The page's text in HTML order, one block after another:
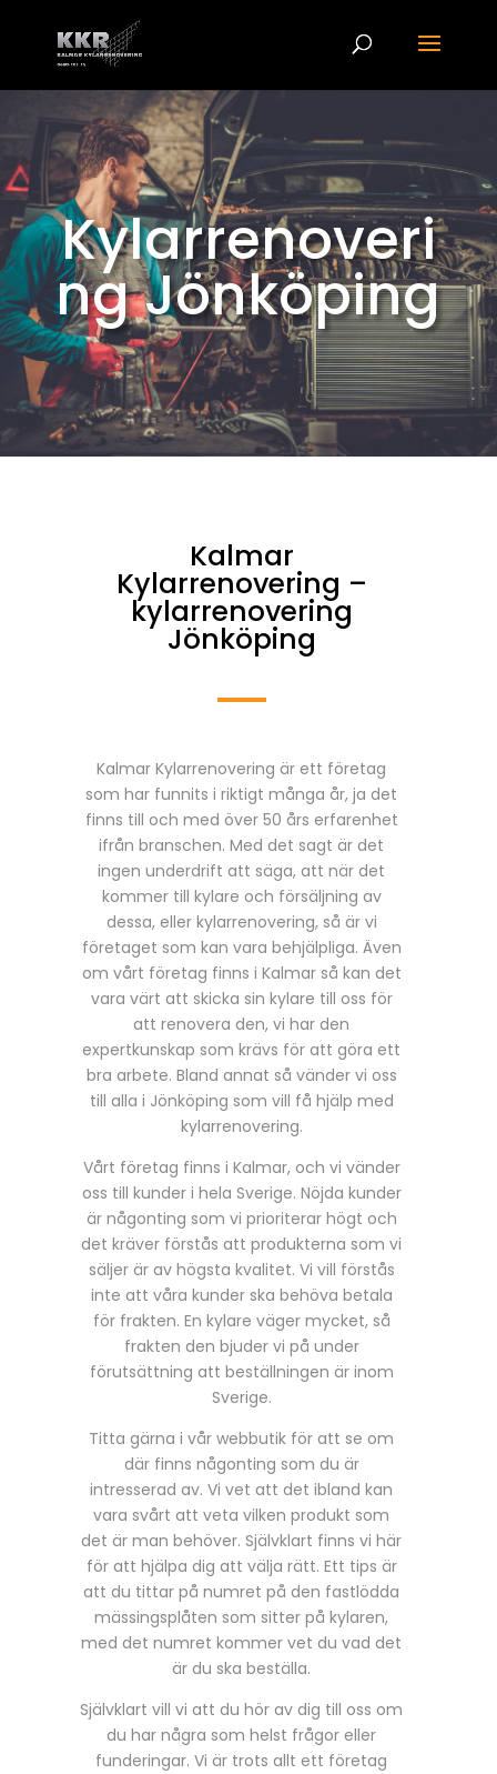
Kylarrenoveri
ng Jönköping
Kalmar
Kylarrenovering –
kylarrenovering
Jönköping
Kalmar Kylarrenovering är ett företag
som har funnits i riktigt många år, ja det
finns till och med över 50 års erfarenhet
ifrån branschen. Med det sagt är det
ingen underdrift att säga, att när det
kommer till kylare och försäljning av
dessa, eller kylarrenovering, så är vi
företaget som kan vara behjälpliga. Även
om vårt företag finns i Kalmar så kan det
vara värt att skicka sin kylare till oss för
att renovera den, vi har den
expertkunskap som krävs för att göra ett
bra arbete. Bland annat så vänder vi oss
till alla i Jönköping som vill få hjälp med
kylarrenovering.
Vårt företag finns i Kalmar, och vi vänder
oss till kunder i hela Sverige. Nöjda kunder
är någonting som vi prioriterar högt och
det kräver förstås att produkterna som vi
säljer är av högsta kvalitet. Vi vill förstås
inte att våra kunder ska behöva betala
för frakten. En kylare väger mycket, så
frakten den bjuder vi på under
förutsättning att beställningen är inom
Sverige.
Titta gärna i vår webbutik för att se om
där finns någonting som du är
intresserad av. Vi vet att det ibland kan
vara svårt att veta vilken produkt som
det är man behöver. Självklart finns vi här
för att hjälpa dig att välja rätt. Ett tips är
att du tittar på numret på den fastlödda
mässingsplåten som sitter på kylaren,
med det numret kommer vet du vad det
är du ska beställa.
Självklart vill vi att du hör av dig till oss om
du har några som helst frågor eller
funderingar. Vi är trots allt ett företag